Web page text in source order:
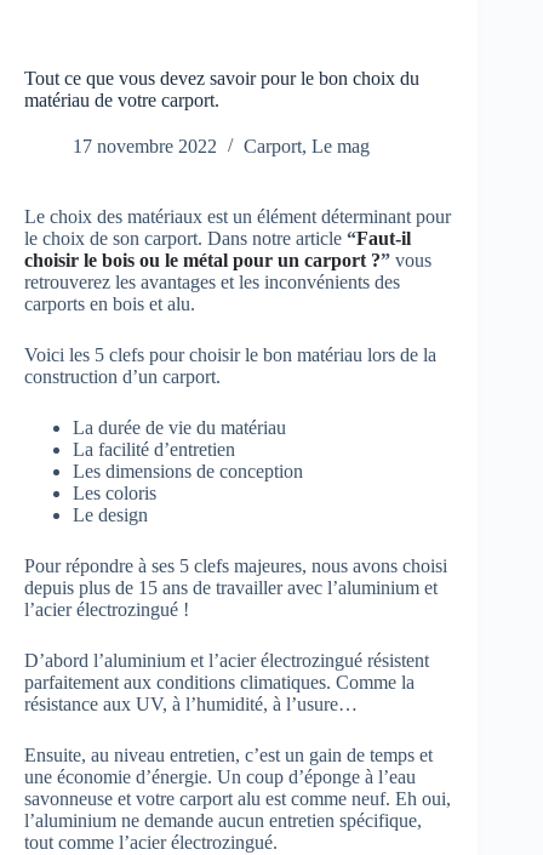
Tout ce que vous devez savoir pour le bon choix du
matériau de votre carport.
17 novembre 2022 Carport, Le mag
Le choix des matériaux est un élément déterminant pour
le choix de son carport. Dans notre article “Faut-il
choisir le bois ou le métal pour un carport ?” vous
retrouverez les avantages et les inconvénients des
carports en bois et alu.
Voici les 5 clefs pour choisir le bon matériau lors de la
construction d’un carport.
La durée de vie du matériau
La facilité d’entretien
Les dimensions de conception
Les coloris
Le design
Pour répondre à ses 5 clefs majeures, nous avons choisi
depuis plus de 15 ans de travailler avec l’aluminium et
l’acier électrozingué !
D’abord l’aluminium et l’acier électrozingué résistent
parfaitement aux conditions climatiques. Comme la
résistance aux UV, à l’humidité, à l’usure…
Ensuite, au niveau entretien, c’est un gain de temps et
une économie d’énergie. Un coup d’éponge à l’eau
savonneuse et votre carport alu est comme neuf. Eh oui,
l’aluminium ne demande aucun entretien spécifique,
tout comme l’acier électrozingué.